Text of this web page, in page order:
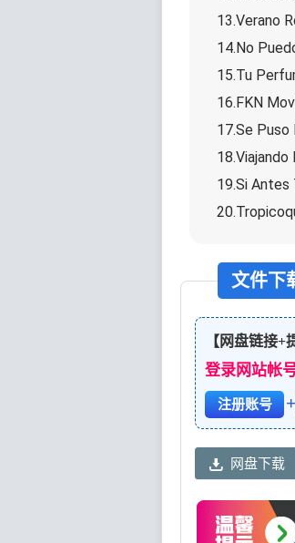
13.Verano
14.No
15.Tu
16.FKN
17.Se Puso
18.Viajando
19.Si Antes
文件下
【网盘链接+
登录网站帐
注册账号 +
网盘下载